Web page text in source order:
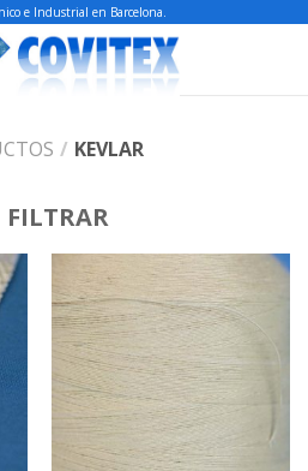
e Industrial en Barcelona.
/ KEVLAR
FILTRAR